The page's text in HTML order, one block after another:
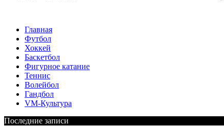
Главная
Футбол
Хоккей
Баскетбол
Фигурное катание
Теннис
Волейбол
Гандбол
VM-Культура
Последние записи